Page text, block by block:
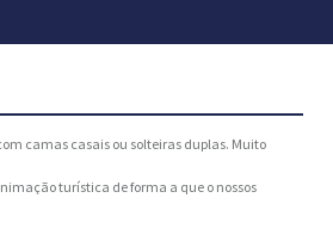
camas casais ou solteiras duplas. Muito
turística de forma a que o nossos